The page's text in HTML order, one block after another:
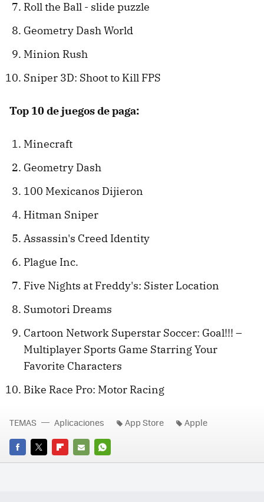
Roll the Ball - slide puzzle
Geometry Dash World
Minion Rush
Sniper 3D: Shoot to Kill FPS
Top 10 de juegos de paga:
Minecraft
Geometry Dash
100 Mexicanos Dijieron
Hitman Sniper
Assassin's Creed Identity
Plague Inc.
Five Nights at Freddy's: Sister Location
Sumotori Dreams
Cartoon Network Superstar Soccer: Goal!!! –
Multiplayer Sports Game Starring Your
Favorite Characters
Bike Race Pro: Motor Racing
FACEBOOK
TWITTERFLIPBOARD
E-
WHATSAPP
TEMAS Aplicaciones App Store Apple